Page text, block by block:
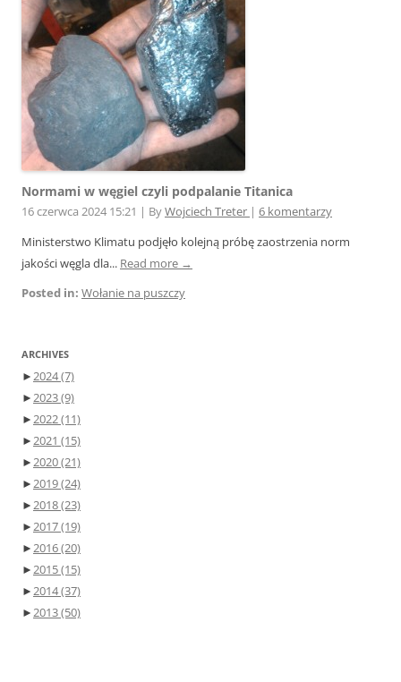
Normami w węgiel czyli podpalanie Titanica
16 czerwca 2024 15:21 | ByWojciech Treter | 6 komentarzy
Ministerstwo Klimatu podjęło kolejną próbę zaostrzenia norm
jakości węgla dla... Read more →
Posted in: Wołanie na puszczy
ARCHIVES
►2024(7)
►2023(9)
►2022(11)
►2021 (15)
►2020(21)
►2019(24)
►2018(23)
►2017(19)
►2016(20)
►2015(15)
►2014(37)
►2013(50)